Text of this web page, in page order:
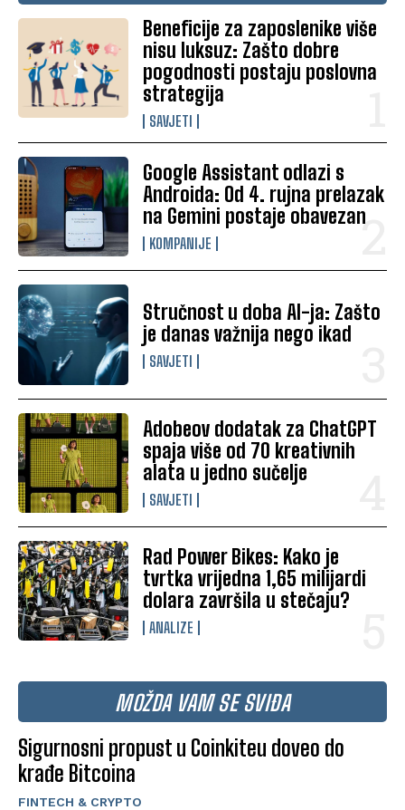
Beneficije za zaposlenike više
nisu luksuz: Zašto dobre
pogodnosti postaju poslovna
strategija
SAVJETI
Google Assistant odlazi s
Androida: Od 4. rujna prelazak
na Gemini postaje obavezan
KOMPANIJE
Stručnost u doba AI-ja: Zašto
je danas važnija nego ikad
SAVJETI
Adobeov dodatak za ChatGPT
spaja više od 70 kreativnih
alata u jedno sučelje
SAVJETI
Rad Power Bikes: Kako je
tvrtka vrijedna 1,65 milijardi
dolara završila u stečaju?
ANALIZE
MOŽDA VAM SE SVIĐA
Sigurnosni propust u Coinkiteu doveo do
krađe Bitcoina
FINTECH & CRYPTO